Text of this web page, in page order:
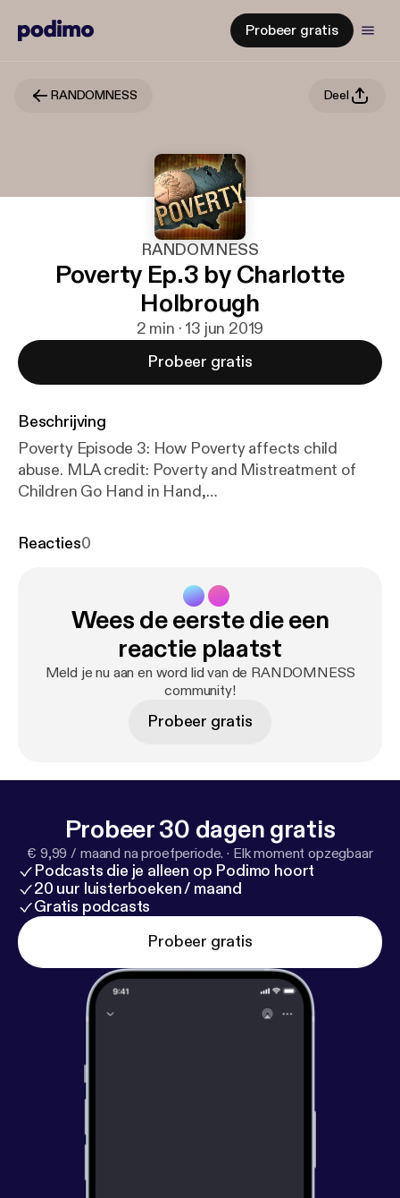
Probeer gratis
RANDOMNESS Deel
RANDOMNESS
Poverty Ep.3 by Charlotte
Holbrough
2 min · 13 jun 2019
Probeer gratis
Beschrijving
Poverty Episode 3: How Poverty affects child
abuse. MLA credit: Poverty and Mistreatment of
Children Go Hand in Hand,
Houshyar, Shadi. “The Blog.” First Focus on
Reacties0
Wees de eerste die een
reactie plaatst
Meld je nu aan en word lid van de RANDOMNESS
community!
Probeer gratis
Probeer 30 dagen gratis
€ 9,99 / maand na proefperiode. · Elk moment opzegbaar
Podcasts die je alleen op Podimo hoort
20 uur luisterboeken / maand
Gratis podcasts
Probeer gratis